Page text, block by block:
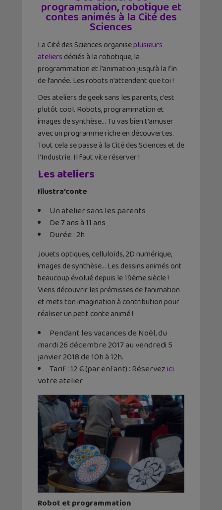
programmation, robotique et
contes animés à la Cité des
Sciences
La Cité des Sciences organiseplusieurs
ateliers dédiés à la robotique, la
programmation et l’animation jusqu’à la fin
de l’année. Les robots n’attendent que toi !
Des ateliers de geek sans les parents, c’est
plutôt cool. Robots, programmation et
images de synthèse… Tu vas bien t’amuser
avec un programme riche en découvertes.
Tout cela se passe à la Cité des Sciences et de
l’Industrie. Il faut vite réserver !
Les ateliers
Illustra’conte
Un atelier sans les parents
De 7 ans à 11 ans
Durée : 2h
Jouets optiques, celluloïds, 2D numérique,
images de synthèse… Les dessins animés ont
beaucoup évolué depuis le 19ème siècle !
Viens découvrir les prémisses de l’animation
et mets ton imagination à contribution pour
réaliser un petit conte animé !
Pendant les vacances de Noël, du
mardi 26 décembre 2017 au vendredi 5
janvier 2018 de 10h à 12h.
Tarif : 12 € (par enfant) : Réservezici
votre atelier
Robot et programmation